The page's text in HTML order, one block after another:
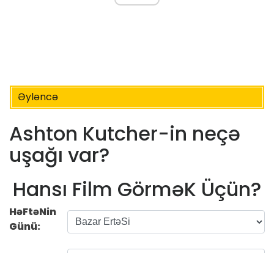
Əyləncə
Ashton Kutcher-in neçə
uşağı var?
Hansı Film GörməK Üçün?
HəFtəNin
Günü: